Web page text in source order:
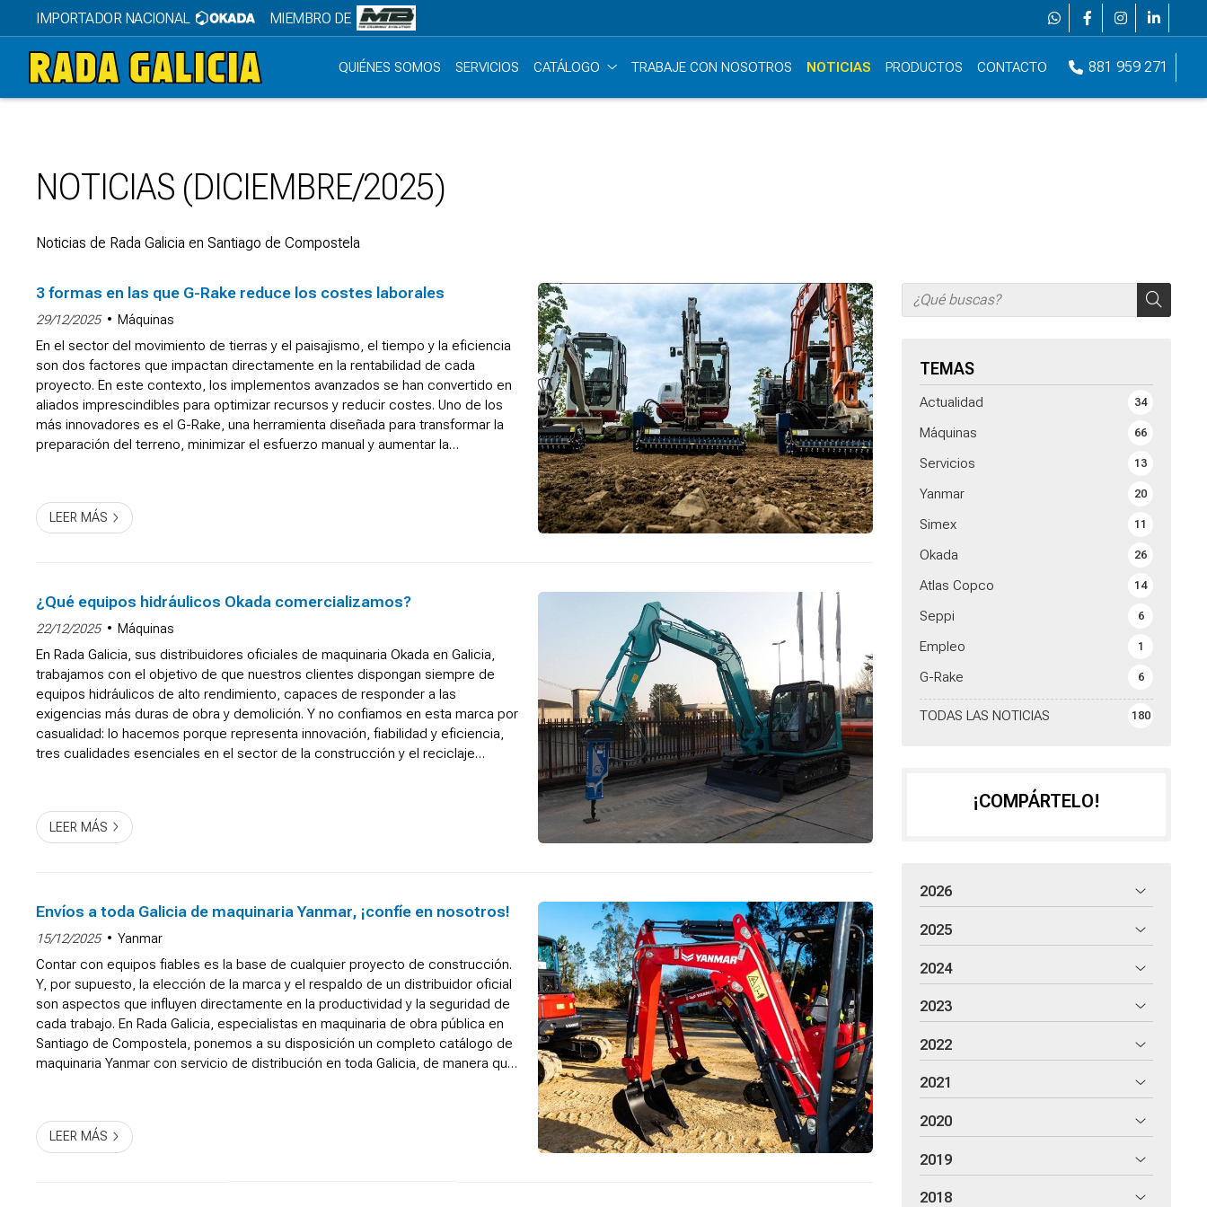
IMPORTADOR NACIONAL MIEMBRO DE
QUIÉNES SOMOS SERVICIOS CATÁLOGO TRABAJE CON NOSOTROS NOTICIAS PRODUCTOS CONTACTO 881 959 271
NOTICIAS (DICIEMBRE/2025)
Noticias de Rada Galicia en Santiago de Compostela
TEMAS
TODAS LAS NOTICIAS 180
Actualidad 34
Máquinas 66
Servicios 13
Yanmar 20
Simex 11
Okada 26
Atlas Copco 14
Seppi 6
Empleo 1
G-Rake 6
3 formas en las que G-Rake reduce los costes laborales
29/12/2025 Máquinas
En el sector del movimiento de tierras y el paisajismo, el tiempo y la eficiencia
son dos factores que impactan directamente en la rentabilidad de cada
proyecto. En este contexto, los implementos avanzados se han convertido en
aliados imprescindibles para optimizar recursos y reducir costes. Uno de los
más innovadores es el G-Rake, una herramienta diseñada para transformar la
preparación del terreno, minimizar el esfuerzo manual y aumentar la
LEER MÁS
¿Qué equipos hidráulicos Okada comercializamos?
22/12/2025 Máquinas
En Rada Galicia, sus distribuidores oficiales de maquinaria Okada en Galicia,
trabajamos con el objetivo de que nuestros clientes dispongan siempre de
equipos hidráulicos de alto rendimiento, capaces de responder a las
exigencias más duras de obra y demolición. Y no confiamos en esta marca por
casualidad: lo hacemos porque representa innovación, fiabilidad y eficiencia,
tres cualidades esenciales en el sector de la construcción y el reciclaje
LEER MÁS
Envíos a toda Galicia de maquinaria Yanmar, ¡confíe en nosotros!
15/12/2025 Yanmar
Contar con equipos fiables es la base de cualquier proyecto de construcción.
Y, por supuesto, la elección de la marca y el respaldo de un distribuidor oficial
son aspectos que influyen directamente en la productividad y la seguridad de
cada trabajo. En Rada Galicia, especialistas en maquinaria de obra pública en
Santiago de Compostela, ponemos a su disposición un completo catálogo de
maquinaria Yanmar con servicio de distribución en toda Galicia, de manera que
LEER MÁS
¡COMPÁRTELO!
2026
2025
2024
2023
2022
2021
2020
2019
2018